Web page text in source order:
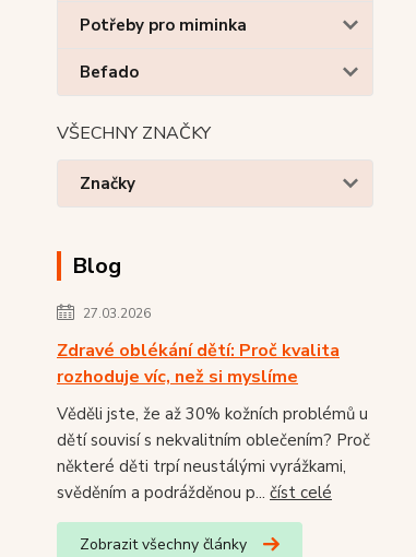
Potřeby pro miminka
Befado
VŠECHNY ZNAČKY
Značky
Blog
27.03.2026
Zdravé oblékání dětí: Proč kvalita
rozhoduje víc, než si myslíme
Věděli jste, že až 30% kožních problémů u
dětí souvisí s nekvalitním oblečením? Proč
některé děti trpí neustálými vyrážkami,
svěděním a podrážděnou p... číst celé
Zobrazit všechny články